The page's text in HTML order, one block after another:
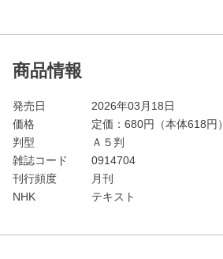
商品情報
発売日
2026年03月18日
価格
定価： 680円（本体618円）
判型
Ａ５判
雑誌コード
0914704
刊行頻度
月刊
NHK
テキスト